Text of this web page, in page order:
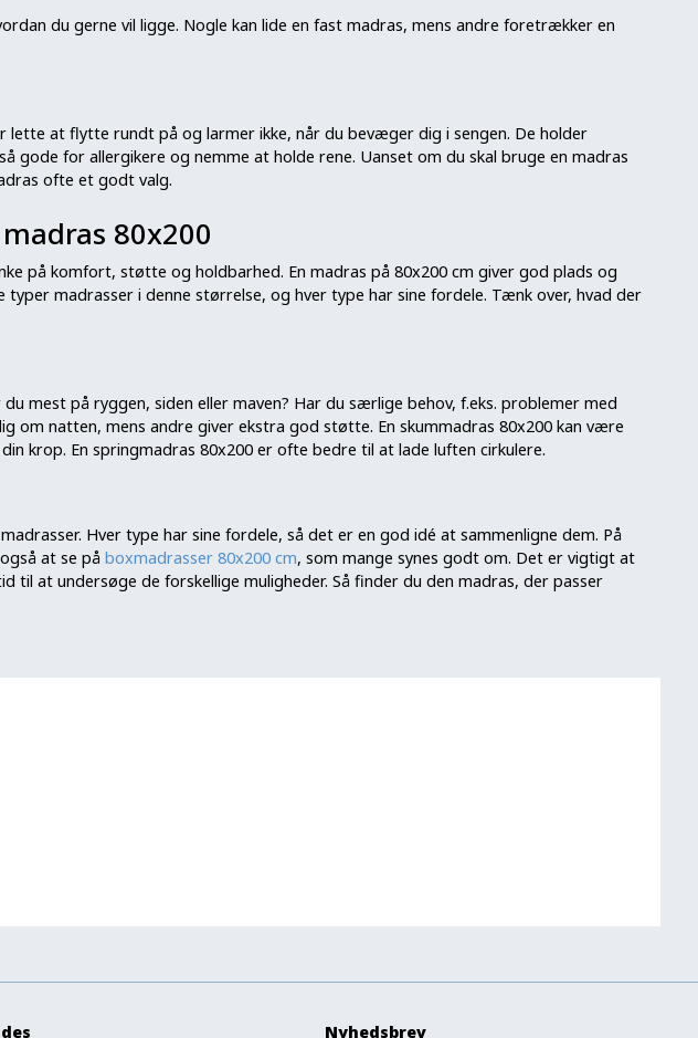
du gerne vil ligge. Nogle kan lide en fast madras, mens andre foretrækker en
lette at flytte rundt på og larmer ikke, når du bevæger dig i sengen. De holder
gode for allergikere og nemme at holde rene. Uanset om du skal bruge en madras
ofte et godt valg.
80x200
på komfort, støtte og holdbarhed. En madras på 80x200 cm giver god plads og
typer madrasser i denne størrelse, og hver type har sine fordele. Tænk over, hvad der
mest på ryggen, siden eller maven? Har du særlige behov, f.eks. problemer med
om natten, mens andre giver ekstra god støtte. En skummadras 80x200 kan være
krop. En springmadras 80x200 er ofte bedre til at lade luften cirkulere.
Hver type har sine fordele, så det er en god idé at sammenligne dem. På
at se påboxmadrasser 80x200 cm, som mange synes godt om. Det er vigtigt at
at undersøge de forskellige muligheder. Så finder du den madras, der passer
Nyhedsbrev